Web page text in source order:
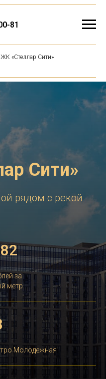
81
ЖК «Стеллар Сити»
Сити»
рядом с рекой
за
метр
Молодежная